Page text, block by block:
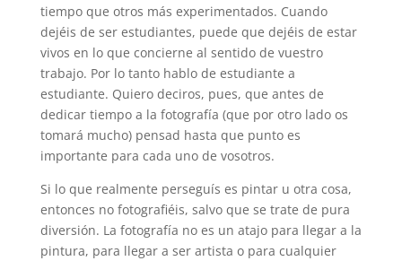
tiempo que otros más experimentados. Cuando
dejéis de ser estudiantes, puede que dejéis de estar
vivos en lo que concierne al sentido de vuestro
trabajo. Por lo tanto hablo de estudiante a
estudiante. Quiero deciros, pues, que antes de
dedicar tiempo a la fotografía (que por otro lado os
tomará mucho) pensad hasta que punto es
importante para cada uno de vosotros.
Si lo que realmente perseguís es pintar u otra cosa,
entonces no fotografiéis, salvo que se trate de pura
diversión. La fotografía no es un atajo para llegar a la
pintura, para llegar a ser artista o para cualquier